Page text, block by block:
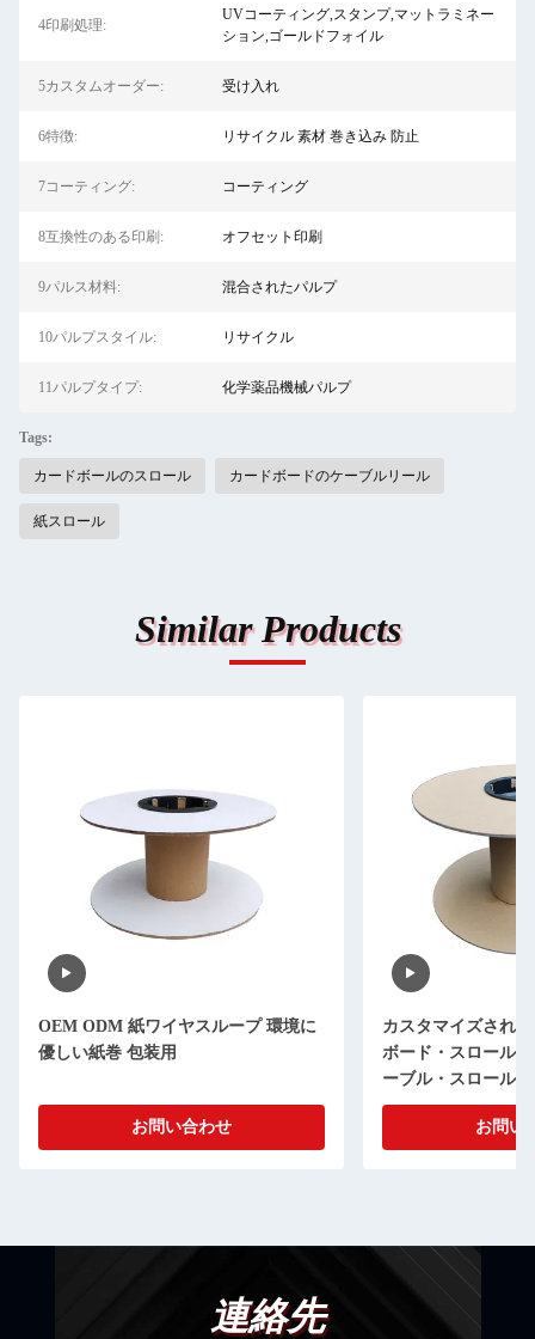
4印刷処理:
UVコーティング,スタンプ,マットラミネー
ション,ゴールドフォイル
5カスタムオーダー: 受け入れ
6特徴: リサイクル 素材 巻き込み 防止
7コーティング: コーティング
8互換性のある印刷: オフセット印刷
9パルス材料: 混合されたパルプ
10パルプスタイル: リサイクル
11パルプタイプ: 化学薬品機械パルプ
Tags:
カードボールのスロール カードボードのケーブルリール
紙スロール
Similar Products
OEM ODM 紙ワイヤスループ 環境に
優しい紙巻 包装用
お問い合わせ
カスタマイズされ
ボード・スロール
ーブル・スロール
お問い
連絡先